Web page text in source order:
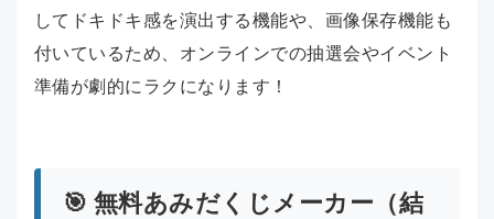
してドキドキ感を演出する機能や、画像保存機能も
付いているため、オンラインでの抽選会やイベント
準備が劇的にラクになります！
🎯 無料あみだくじメーカー（結